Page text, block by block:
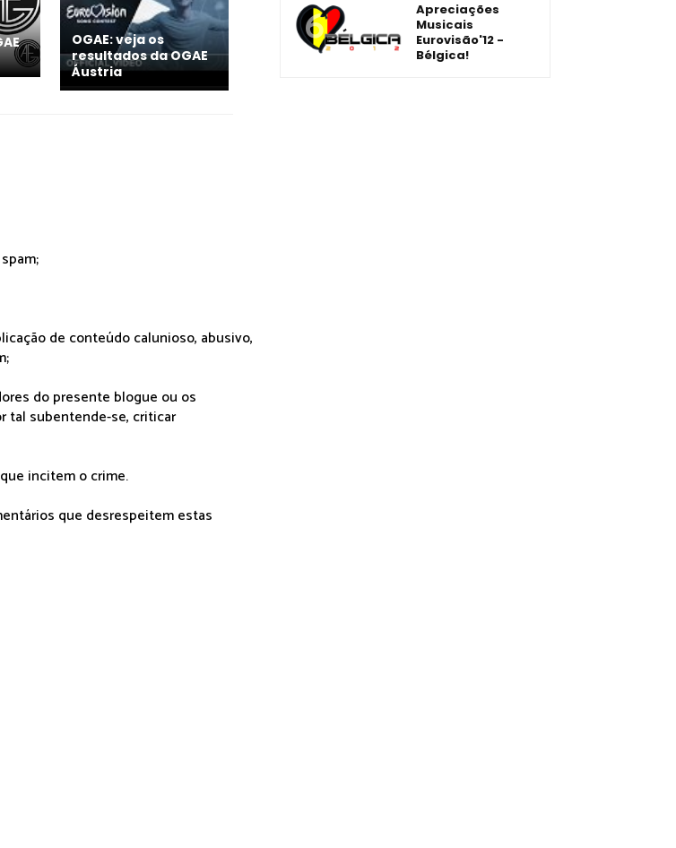
OGAE: veja os
resultados da OGAE
Áustria
de conteúdo calunioso, abusivo,
do presente blogue ou os
tal subentende-se, criticar
incitem o crime.
que desrespeitem estas
Apreciações
Musicais
Eurovisão'12 -
Bélgica!